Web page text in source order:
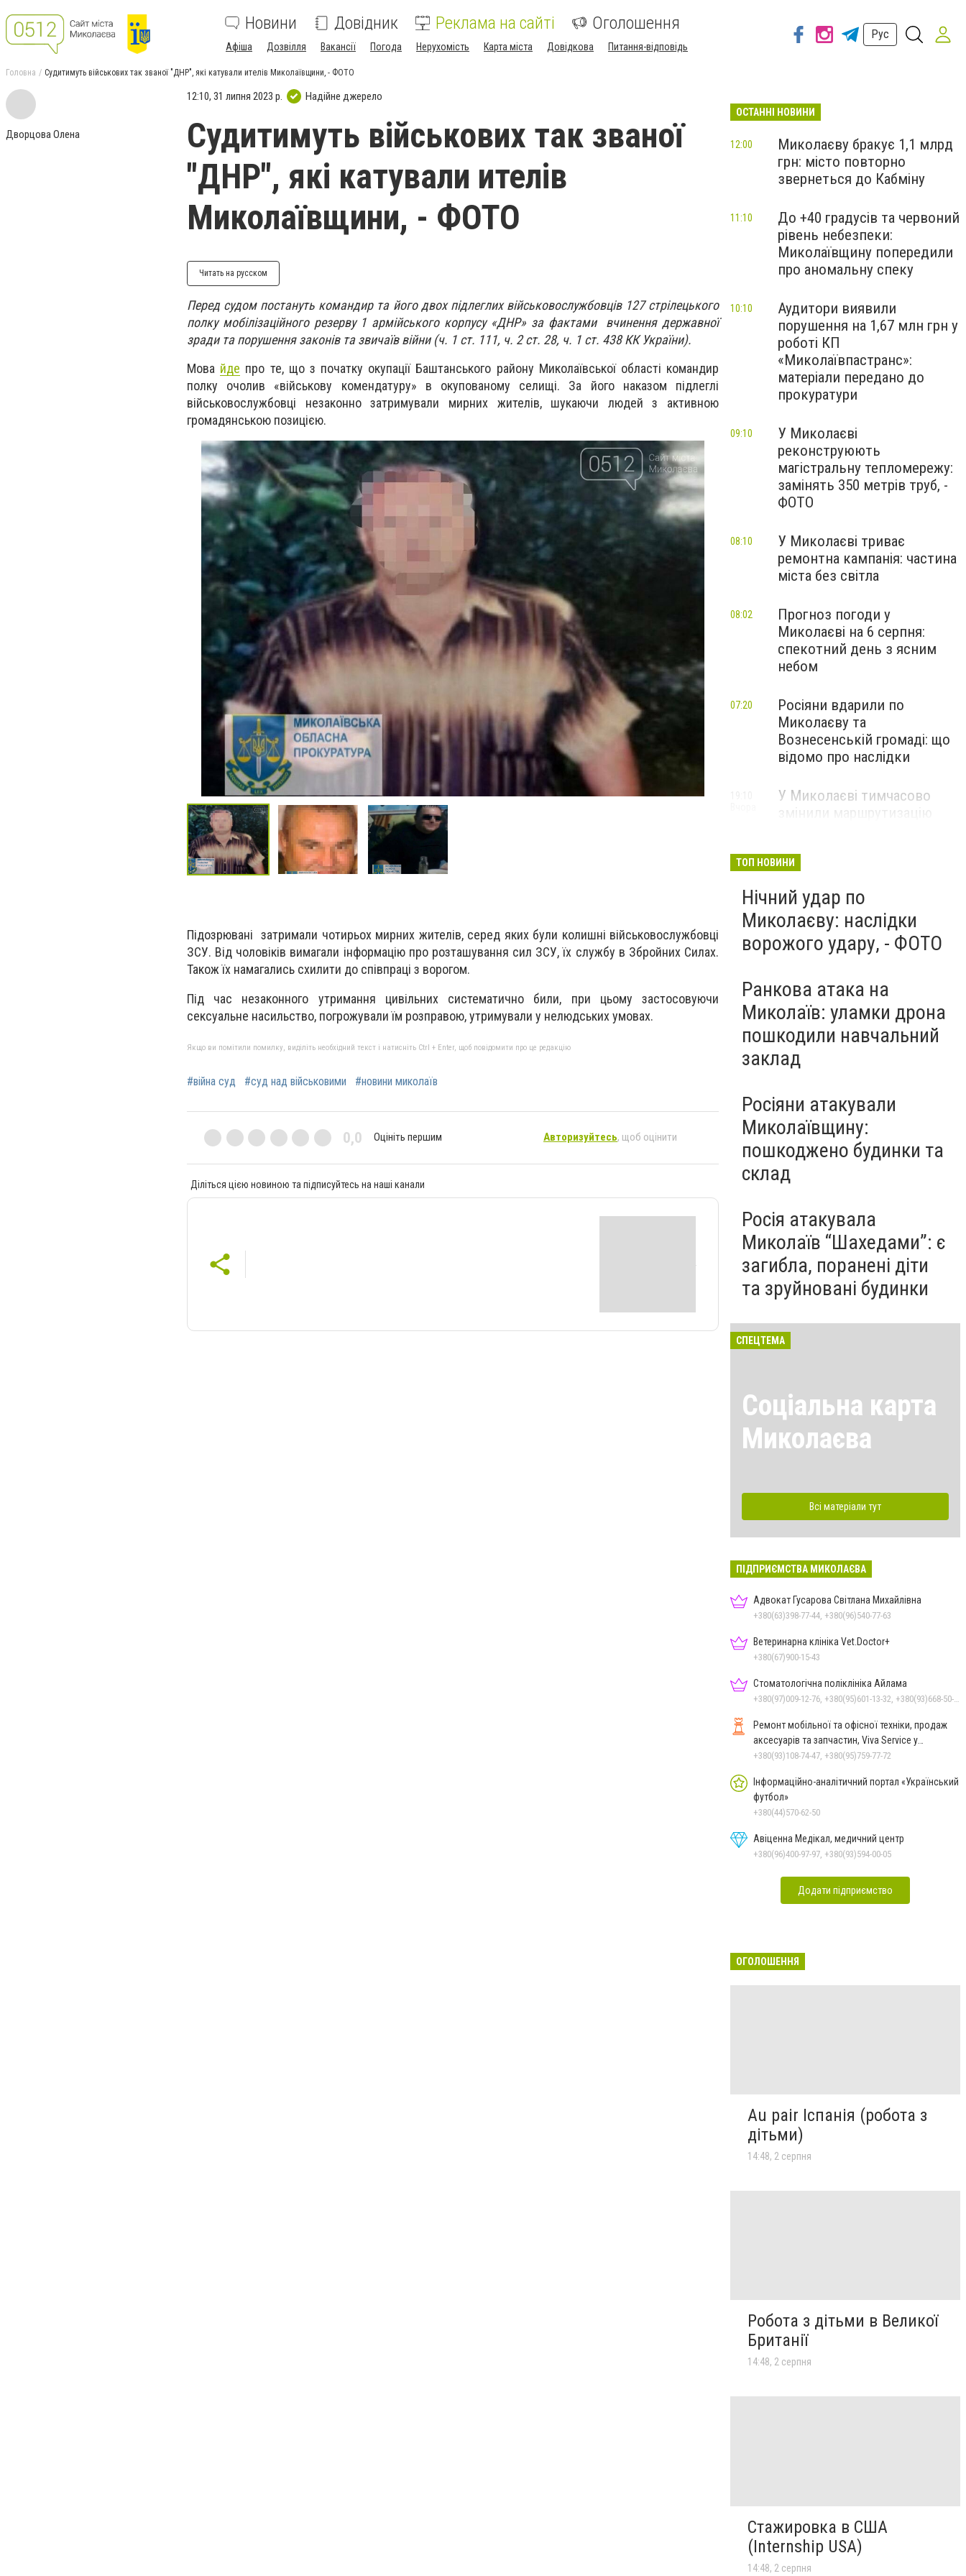
Новини Довідник Реклама на сайті Оголошення
Афіша Дозвілля Вакансії Погода Нерухомість Карта міста Довідкова Питання-відповідь
Рус
Головна Судитимуть військових так званої "ДНР", які катували ителів Миколаївщини, - ФОТО
Дворцова Олена
12:10, 31 липня 2023 р. Надійне джерело
Судитимуть військових так званої
"ДНР", які катували ителів
Миколаївщини, - ФОТО
Читать на русском
Перед судом постануть командир та його двох підлеглих військовослужбовців 127 стрілецького
полку мобілізаційного резерву 1 армійського корпусу «ДНР» за фактами вчинення державної
зради та порушення законів та звичаїв війни (ч. 1 ст. 111, ч. 2 ст. 28, ч. 1 ст. 438 КК України).
Мова йде про те, що з початку окупації Баштанського району Миколаївської області командир
полку очолив «військову комендатуру» в окупованому селищі. За його наказом підлеглі
військовослужбовці незаконно затримували мирних жителів, шукаючи людей з активною
громадянською позицією.
Підозрювані затримали чотирьох мирних жителів, серед яких були колишні військовослужбовці
ЗСУ. Від чоловіків вимагали інформацію про розташування сил ЗСУ, їх службу в Збройних Силах.
Також їх намагались схилити до співпраці з ворогом.
Під час незаконного утримання цивільних систематично били, при цьому застосовуючи
сексуальне насильство, погрожували їм розправою, утримували у нелюдських умовах.
Якщо ви помітили помилку, виділіть необхідний текст і натисніть Ctrl + Enter, щоб повідомити про це редакцію
#війна суд #суд над військовими #новини миколаїв
0,0 Оцініть першим Авторизуйтесь, щоб оцінити
Діліться цією новиною та підписуйтесь на наші канали
ОСТАННІ НОВИНИ
Миколаєву бракує 1,1 млрд
грн: місто повторно
звернеться до Кабміну
12:00
До +40 градусів та червоний
рівень небезпеки:
Миколаївщину попередили
про аномальну спеку
11:10
Аудитори виявили
порушення на 1,67 млн грн у
роботі КП
«Миколаївпастранс»:
матеріали передано до
прокуратури
10:10
У Миколаєві
реконструюють
магістральну тепломережу:
замінять 350 метрів труб, -
ФОТО
09:10
У Миколаєві триває
ремонтна кампанія: частина
міста без світла
08:10
Прогноз погоди у
Миколаєві на 6 серпня:
спекотний день з ясним
небом
08:02
Росіяни вдарили по
Миколаєву та
Вознесенській громаді: що
відомо про наслідки
07:20
У Миколаєві тимчасово
ТОП НОВИНИ
Нічний удар по
Миколаєву: наслідки
ворожого удару, - ФОТО
Ранкова атака на
Миколаїв: уламки дрона
пошкодили навчальний
заклад
Росіяни атакували
Миколаївщину:
пошкоджено будинки та
склад
Росія атакувала
Миколаїв “Шахедами”: є
загибла, поранені діти
та зруйновані будинки
СПЕЦТЕМА
Соціальна карта
Миколаєва
Всі матеріали тут
ПІДПРИЄМСТВА МИКОЛАЄВА
Адвокат Гусарова Світлана Михайлівна
+380(63)398-77-44, +380(96)540-77-63
Ветеринарна клініка Vet.Doctor+
+380(67)900-15-43
Стоматологічна поліклініка Айлама
Ремонт мобільної та офісної техніки, продаж
аксесуарів та запчастин, Viva Service у
Миколаєві
+380(93)108-74-47, +380(95)759-77-72
Інформаційно-аналітичний портал «Український
футбол»
+380(44)570-62-50
Авіценна Медікал, медичний центр
+380(96)400-97-97, +380(93)594-00-05
Додати підприємство
ОГОЛОШЕННЯ
Au pair Іспанія (робота з
дітьми)
14:48, 2 серпня
Робота з дітьми в Великої
Британії
14:48, 2 серпня
Стажировка в США
(Internship USA)
14:48, 2 серпня